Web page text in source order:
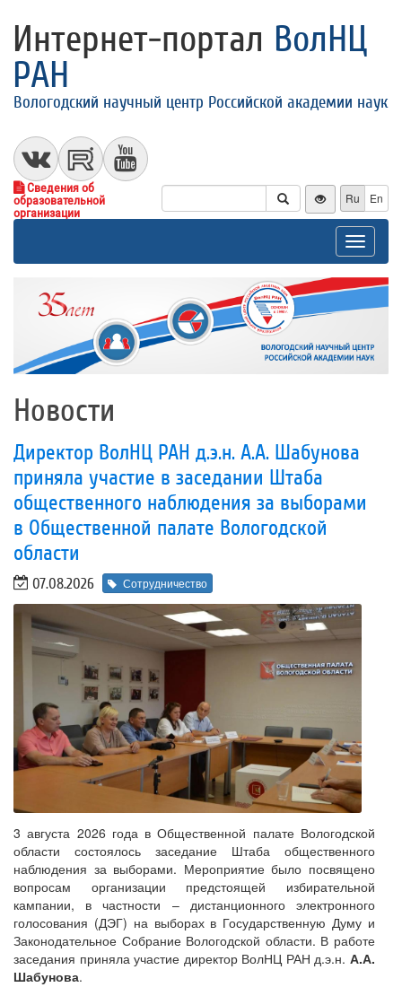
Интернет-портал ВолНЦ
РАН
Вологодский научный центр Российской академии наук
Сведения об
образовательной
организации
Ru En
Toggle
Новости
Директор ВолНЦ РАН д.э.н. А.А. Шабунова
приняла участие в заседании Штаба
общественного наблюдения за выборами
в Общественной палате Вологодской
области
07.08.2026 Сотрудничество
3 августа 2026 года в Общественной палате Вологодской
области состоялось заседание Штаба общественного
наблюдения за выборами. Мероприятие было посвящено
вопросам организации предстоящей избирательной
кампании, в частности – дистанционного электронного
голосования (ДЭГ) на выборах в Государственную Думу и
Законодательное Собрание Вологодской области. В работе
заседания приняла участие директор ВолНЦ РАН д.э.н. А.А.
Шабунова.